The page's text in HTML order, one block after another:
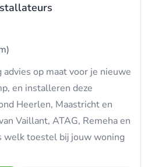
op maat voor je nieuwe
en installeren deze
Heerlen, Maastricht en
Vaillant, ATAG, Remeha en
welk toestel bij jouw woning